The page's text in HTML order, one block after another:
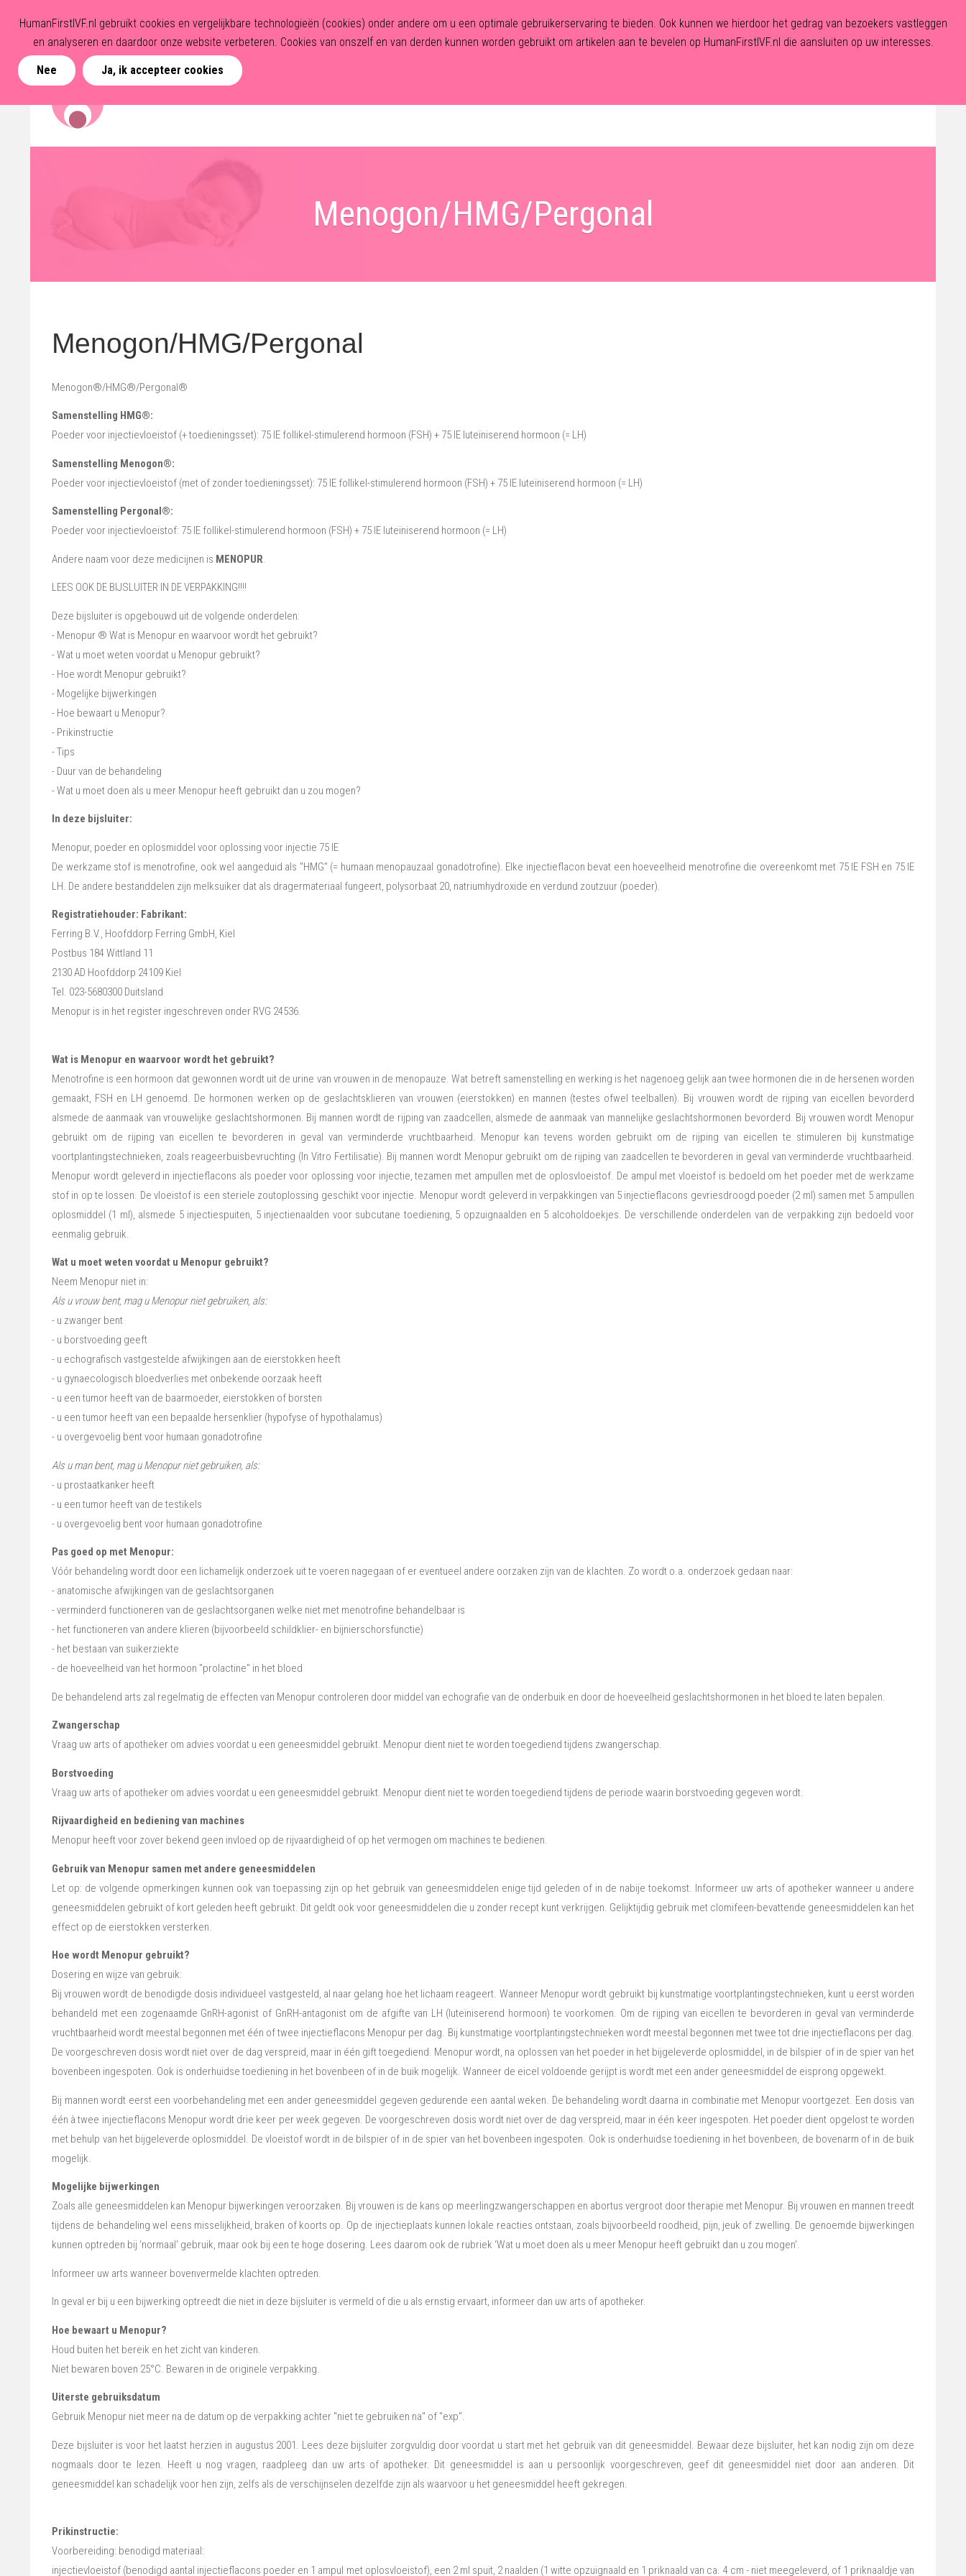
Menogon/HMG/Pergonal
Menogon/HMG/Pergonal
Menogon®/HMG®/Pergonal®
Samenstelling HMG®:
Poeder voor injectievloeistof (+ toedieningsset): 75 IE follikel-stimulerend hormoon (FSH) + 75 IE luteïniserend hormoon (= LH)
Samenstelling Menogon®:
Poeder voor injectievloeistof (met of zonder toedieningsset): 75 IE follikel-stimulerend hormoon (FSH) + 75 IE luteïniserend hormoon (= LH)
Samenstelling Pergonal®:
Poeder voor injectievloeistof: 75 IE follikel-stimulerend hormoon (FSH) + 75 IE luteïniserend hormoon (= LH)
Andere naam voor deze medicijnen is MENOPUR
LEES OOK DE BIJSLUITER IN DE VERPAKKING!!!!
Deze bijsluiter is opgebouwd uit de volgende onderdelen:
- Menopur ® Wat is Menopur en waarvoor wordt het gebruikt?
- Wat u moet weten voordat u Menopur gebruikt?
- Hoe wordt Menopur gebruikt?
- Mogelijke bijwerkingen
- Hoe bewaart u Menopur?
- Prikinstructie
- Tips
- Duur van de behandeling
- Wat u moet doen als u meer Menopur heeft gebruikt dan u zou mogen?
In deze bijsluiter:
Menopur, poeder en oplosmiddel voor oplossing voor injectie 75 IE
De werkzame stof is menotrofine, ook wel aangeduid als "HMG" (= humaan menopauzaal gonadotrofine). Elke injectieflacon bevat een hoeveelheid menotrofine die overeenkomt met 75 IE FSH en 75 IE
LH. De andere bestanddelen zijn melksuiker dat als dragermateriaal fungeert, polysorbaat 20, natriumhydroxide en verdund zoutzuur (poeder).
Registratiehouder: Fabrikant:
Ferring B.V., Hoofddorp Ferring GmbH, Kiel
Postbus 184 Wittland 11
2130 AD Hoofddorp 24109 Kiel
Tel. 023-5680300 Duitsland
Menopur is in het register ingeschreven onder RVG 24536.
Wat is Menopur en waarvoor wordt het gebruikt?
Menotrofine is een hormoon dat gewonnen wordt uit de urine van vrouwen in de menopauze. Wat betreft samenstelling en werking is het nagenoeg gelijk aan twee hormonen die in de hersenen worden
gemaakt, FSH en LH genoemd. De hormonen werken op de geslachtsklieren van vrouwen (eierstokken) en mannen (testes ofwel teelballen). Bij vrouwen wordt de rijping van eicellen bevorderd
alsmede de aanmaak van vrouwelijke geslachtshormonen. Bij mannen wordt de rijping van zaadcellen, alsmede de aanmaak van mannelijke geslachtshormonen bevorderd. Bij vrouwen wordt Menopur
gebruikt om de rijping van eicellen te bevorderen in geval van verminderde vruchtbaarheid. Menopur kan tevens worden gebruikt om de rijping van eicellen te stimuleren bij kunstmatige
voortplantingstechnieken, zoals reageerbuisbevruchting (In Vitro Fertilisatie). Bij mannen wordt Menopur gebruikt om de rijping van zaadcellen te bevorderen in geval van verminderde vruchtbaarheid.
Menopur wordt geleverd in injectieflacons als poeder voor oplossing voor injectie, tezamen met ampullen met de oplosvloeistof. De ampul met vloeistof is bedoeld om het poeder met de werkzame
stof in op te lossen. De vloeistof is een steriele zoutoplossing geschikt voor injectie. Menopur wordt geleverd in verpakkingen van 5 injectieflacons gevriesdroogd poeder (2 ml) samen met 5 ampullen
oplosmiddel (1 ml), alsmede 5 injectiespuiten, 5 injectienaalden voor subcutane toediening, 5 opzuignaalden en 5 alcoholdoekjes. De verschillende onderdelen van de verpakking zijn bedoeld voor
eenmalig gebruik.
Wat u moet weten voordat u Menopur gebruikt?
Neem Menopur niet in:
Als u vrouw bent, mag u Menopur niet gebruiken, als:
- u zwanger bent
- u borstvoeding geeft
- u echografisch vastgestelde afwijkingen aan de eierstokken heeft
- u gynaecologisch bloedverlies met onbekende oorzaak heeft
- u een tumor heeft van de baarmoeder, eierstokken of borsten
- u een tumor heeft van een bepaalde hersenklier (hypofyse of hypothalamus)
- u overgevoelig bent voor humaan gonadotrofine
Als u man bent, mag u Menopur niet gebruiken, als:
- u prostaatkanker heeft
- u een tumor heeft van de testikels
- u overgevoelig bent voor humaan gonadotrofine
Pas goed op met Menopur:
Vóór behandeling wordt door een lichamelijk onderzoek uit te voeren nagegaan of er eventueel andere oorzaken zijn van de klachten. Zo wordt o.a. onderzoek gedaan naar:
- anatomische afwijkingen van de geslachtsorganen
- verminderd functioneren van de geslachtsorganen welke niet met menotrofine behandelbaar is
- het functioneren van andere klieren (bijvoorbeeld schildklier- en bijnierschorsfunctie)
- het bestaan van suikerziekte
- de hoeveelheid van het hormoon "prolactine" in het bloed
De behandelend arts zal regelmatig de effecten van Menopur controleren door middel van echografie van de onderbuik en door de hoeveelheid geslachtshormonen in het bloed te laten bepalen.
Zwangerschap
Vraag uw arts of apotheker om advies voordat u een geneesmiddel gebruikt. Menopur dient niet te worden toegediend tijdens zwangerschap.
Borstvoeding
Vraag uw arts of apotheker om advies voordat u een geneesmiddel gebruikt. Menopur dient niet te worden toegediend tijdens de periode waarin borstvoeding gegeven wordt.
Rijvaardigheid en bediening van machines
Menopur heeft voor zover bekend geen invloed op de rijvaardigheid of op het vermogen om machines te bedienen.
Gebruik van Menopur samen met andere geneesmiddelen
Let op: de volgende opmerkingen kunnen ook van toepassing zijn op het gebruik van geneesmiddelen enige tijd geleden of in de nabije toekomst. Informeer uw arts of apotheker wanneer u andere
geneesmiddelen gebruikt of kort geleden heeft gebruikt. Dit geldt ook voor geneesmiddelen die u zonder recept kunt verkrijgen. Gelijktijdig gebruik met clomifeen-bevattende geneesmiddelen kan het
effect op de eierstokken versterken.
Hoe wordt Menopur gebruikt?
Dosering en wijze van gebruik:
Bij vrouwen wordt de benodigde dosis individueel vastgesteld, al naar gelang hoe het lichaam reageert. Wanneer Menopur wordt gebruikt bij kunstmatige voortplantingstechnieken, kunt u eerst worden
behandeld met een zogenaamde GnRH-agonist of GnRH-antagonist om de afgifte van LH (luteïniserend hormoon) te voorkomen. Om de rijping van eicellen te bevorderen in geval van verminderde
vruchtbaarheid wordt meestal begonnen met één of twee injectieflacons Menopur per dag. Bij kunstmatige voortplantingstechnieken wordt meestal begonnen met twee tot drie injectieflacons per dag.
De voorgeschreven dosis wordt niet over de dag verspreid, maar in één gift toegediend. Menopur wordt, na oplossen van het poeder in het bijgeleverde oplosmiddel, in de bilspier of in de spier van het
bovenbeen ingespoten. Ook is onderhuidse toediening in het bovenbeen of in de buik mogelijk. Wanneer de eicel voldoende gerijpt is wordt met een ander geneesmiddel de eisprong opgewekt.
Bij mannen wordt eerst een voorbehandeling met een ander geneesmiddel gegeven gedurende een aantal weken. De behandeling wordt daarna in combinatie met Menopur voortgezet. Een dosis van
één à twee injectieflacons Menopur wordt drie keer per week gegeven. De voorgeschreven dosis wordt niet over de dag verspreid, maar in één keer ingespoten. Het poeder dient opgelost te worden
met behulp van het bijgeleverde oplosmiddel. De vloeistof wordt in de bilspier of in de spier van het bovenbeen ingespoten. Ook is onderhuidse toediening in het bovenbeen, de bovenarm of in de buik
mogelijk.
Mogelijke bijwerkingen
Zoals alle geneesmiddelen kan Menopur bijwerkingen veroorzaken. Bij vrouwen is de kans op meerlingzwangerschappen en abortus vergroot door therapie met Menopur. Bij vrouwen en mannen treedt
tijdens de behandeling wel eens misselijkheid, braken of koorts op. Op de injectieplaats kunnen lokale reacties ontstaan, zoals bijvoorbeeld roodheid, pijn, jeuk of zwelling. De genoemde bijwerkingen
kunnen optreden bij ‘normaal' gebruik, maar ook bij een te hoge dosering. Lees daarom ook de rubriek ‘Wat u moet doen als u meer Menopur heeft gebruikt dan u zou mogen'.
Informeer uw arts wanneer bovenvermelde klachten optreden.
In geval er bij u een bijwerking optreedt die niet in deze bijsluiter is vermeld of die u als ernstig ervaart, informeer dan uw arts of apotheker.
Hoe bewaart u Menopur?
Houd buiten het bereik en het zicht van kinderen.
Niet bewaren boven 25°C. Bewaren in de originele verpakking.
Uiterste gebruiksdatum
Gebruik Menopur niet meer na de datum op de verpakking achter "niet te gebruiken na" of "exp".
Deze bijsluiter is voor het laatst herzien in augustus 2001. Lees deze bijsluiter zorgvuldig door voordat u start met het gebruik van dit geneesmiddel. Bewaar deze bijsluiter, het kan nodig zijn om deze
nogmaals door te lezen. Heeft u nog vragen, raadpleeg dan uw arts of apotheker. Dit geneesmiddel is aan u persoonlijk voorgeschreven, geef dit geneesmiddel niet door aan anderen. Dit
geneesmiddel kan schadelijk voor hen zijn, zelfs als de verschijnselen dezelfde zijn als waarvoor u het geneesmiddel heeft gekregen.
Prikinstructie:
Voorbereiding: benodigd materiaal:
injectievloeistof (benodigd aantal injectieflacons poeder en 1 ampul met oplosvloeistof), een 2 ml spuit, 2 naalden (1 witte opzuignaald en 1 priknaald van ca. 4 cm - niet meegeleverd, of 1 priknaaldje van
HumanFirstIVF.nl gebruikt cookies en vergelijkbare technologieën (cookies) onder andere om u een optimale gebruikerservaring te bieden. Ook kunnen we hierdoor het gedrag van bezoekers vastleggen
en analyseren en daardoor onze website verbeteren. Cookies van onszelf en van derden kunnen worden gebruikt om artikelen aan te bevelen op HumanFirstIVF.nl die aansluiten op uw interesses.
Nee Ja, ik accepteer cookies